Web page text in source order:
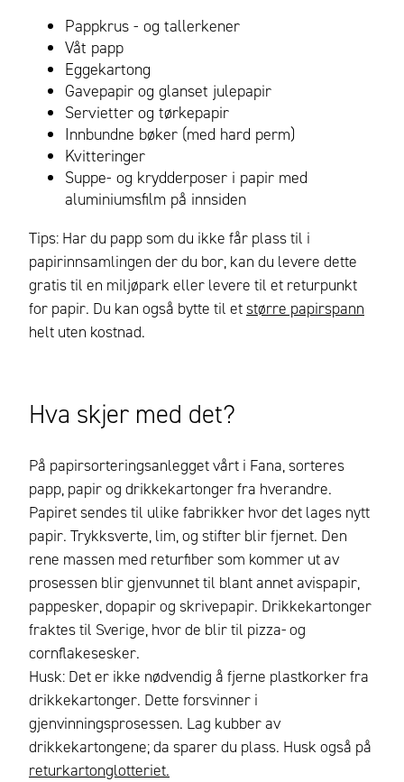
Pappkrus - og tallerkener
Våt papp
Eggekartong
Gavepapir og glanset julepapir
Servietter og tørkepapir
Innbundne bøker (med hard perm)
Kvitteringer
Suppe- og krydderposer i papir med
aluminiumsfilm på innsiden
Tips: Har du papp som du ikke får plass til i
papirinnsamlingen der du bor, kan du levere dette
gratis til en miljøpark eller levere til et returpunkt
for papir. Du kan også bytte til etstørre papirspann
helt uten kostnad.
Hva skjer med det?
På papirsorteringsanlegget vårt i Fana, sorteres
papp, papir og drikkekartonger fra hverandre.
Papiret sendes til ulike fabrikker hvor det lages nytt
papir. Trykksverte, lim, og stifter blir fjernet. Den
rene massen med returfiber som kommer ut av
prosessen blir gjenvunnet til blant annet avispapir,
pappesker, dopapir og skrivepapir. Drikkekartonger
fraktes til Sverige, hvor de blir til pizza- og
cornflakesesker.
Husk: Det er ikke nødvendig å fjerne plastkorker fra
drikkekartonger. Dette forsvinner i
gjenvinningsprosessen. Lag kubber av
drikkekartongene; da sparer du plass. Husk også på
returkartonglotteriet.